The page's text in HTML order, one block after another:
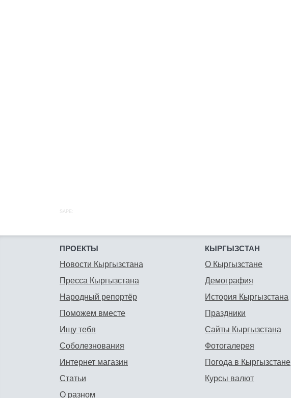
SAPE:
ПРОЕКТЫ
Новости Кыргызстана
Пресса Кыргызстана
Народный репортёр
Поможем вместе
Ищу тебя
Соболезнования
Интернет магазин
Статьи
О разном
КЫРГЫЗСТАН
О Кыргызстане
Демография
История Кыргызстана
Праздники
Сайты Кыргызстана
Фотогалерея
Погода в Кыргызстане
Курсы валют